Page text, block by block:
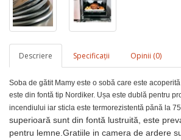
Descriere Specificaţii Opinii (0)
Soba de gătit Mamy este o sobă care este
este din fontă tip Nordiker. Ușa este dublă pentru
incendiului iar sticla este termorezistentă pănă la
superioară sunt din fontă lustruită, este
pentru lemne.Gratiile in camera de ardere